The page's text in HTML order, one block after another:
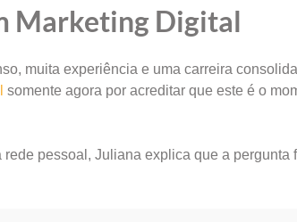
Marketing Digital
muita experiência e uma carreira
somente agora por acreditar que este é o
pessoal, Juliana explica que a pergunta